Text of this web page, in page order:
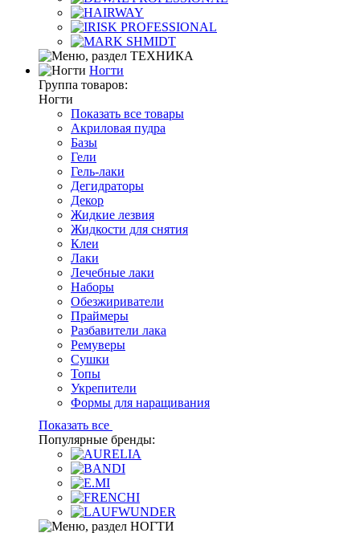
Ногти
Группа товаров:
Ногти
Показать все товары
Акриловая пудра
Базы
Гели
Гель-лаки
Дегидраторы
Декор
Жидкие лезвия
Жидкости для снятия
Клеи
Лаки
Лечебные лаки
Наборы
Обезжириватели
Праймеры
Разбавители лака
Ремуверы
Сушки
Топы
Укрепители
Формы для наращивания
Показать все
Популярные бренды: